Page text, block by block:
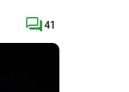
41